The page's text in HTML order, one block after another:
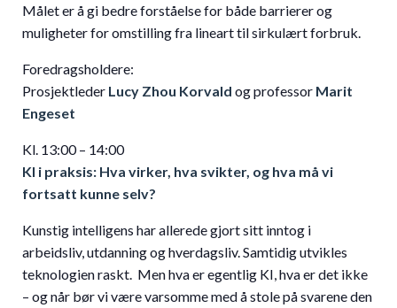
Målet er å gi bedre forståelse for både barrierer og
muligheter for omstilling fra lineart til sirkulært forbruk.
Foredragsholdere:
Prosjektleder Lucy Zhou Korvald og professor Marit
Engeset
Kl. 13:00 – 14:00
KI i praksis: Hva virker, hva svikter, og hva må vi
fortsatt kunne selv?
Kunstig intelligens har allerede gjort sitt inntog i
arbeidsliv, utdanning og hverdagsliv. Samtidig utvikles
teknologien raskt. Men hva er egentlig KI, hva er det ikke
– og når bør vi være varsomme med å stole på svarene den